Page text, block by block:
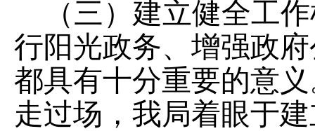
（三）建立健全工
行阳光政务、增强政
都具有十分重要的意
走过场，我局着眼于